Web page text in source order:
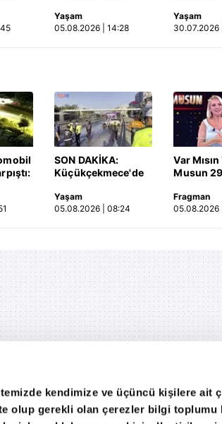
kendimize ve üçüncü kişilere ait
olup gerekli olan çerezler bilgi toplumu
kaza kamerada |
Video
Yaşam
05.08.2026 | 14:28
ortaya
Yaşam
30.07.2026
SON DAKİKA:
Küçükçekmece'de
Otomobil, İETT
otobüsüne çarptı: 3
Yaşam
05.08.2026 | 08:24
Var
Musun
Fragman
05.08.2026